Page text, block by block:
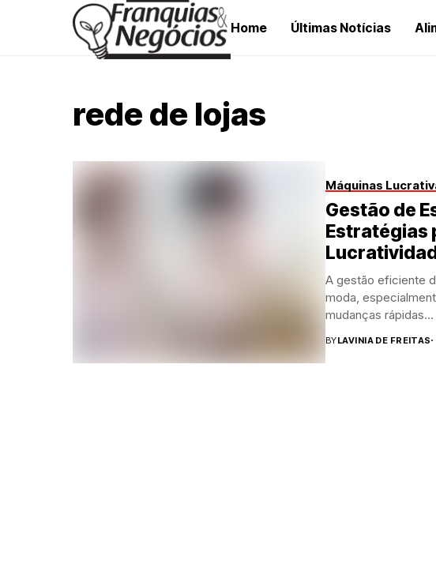
Home Últimas Notícias
rede de lojas
Máquinas
Gestão de
Estratégias
A gestão eficiente
moda,
mudanças rápidas...
BYLAVINIA DE FREITAS